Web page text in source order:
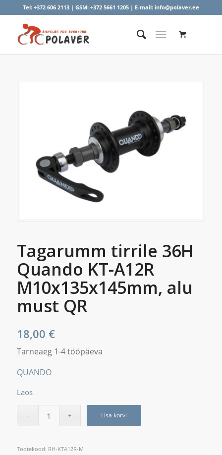
Tel: +372 606 2113| GSM: +372 5661 1205| E-mail: info@polaver.ee
Tagarumm tirrile 36H
Quando KT-A12R
M10x135x145mm, alu
must QR
18,00 €
Tarneaeg 1-4 tööpäeva
QUANDO
Laos
Lisa korvi
Tootekood: RH-KTA12R-M